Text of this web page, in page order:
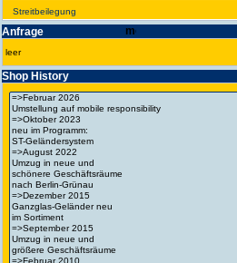
Streit­bei­legung
Anfrage
leer
Shop History